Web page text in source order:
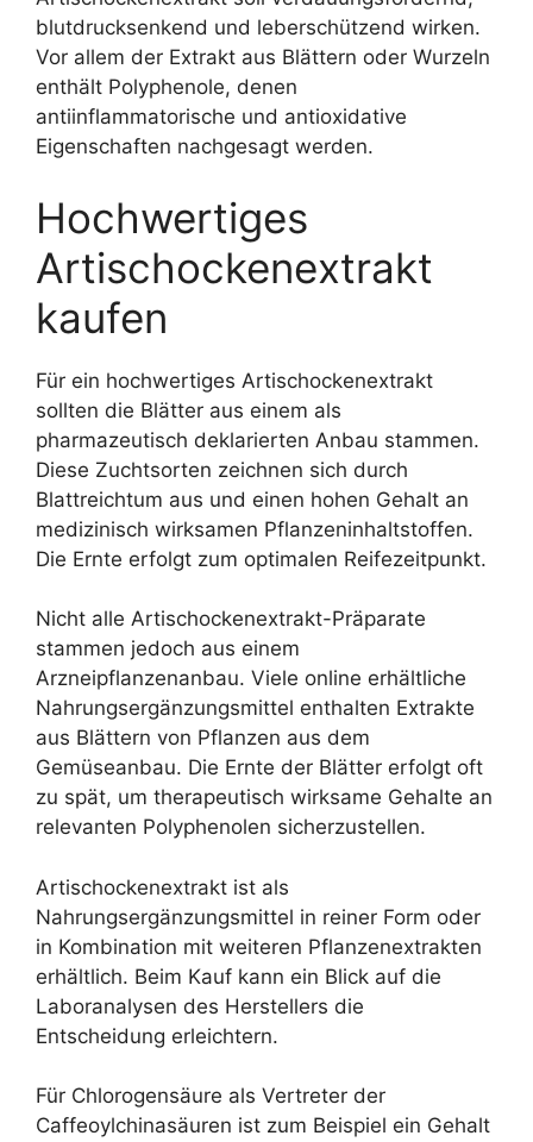
blutdrucksenkend und leberschützend wirken.
Vor allem der Extrakt aus Blättern oder Wurzeln
enthält Polyphenole, denen
antiinflammatorische und antioxidative
Eigenschaften nachgesagt werden.
Hochwertiges
Artischockenextrakt
kaufen
Für ein hochwertiges Artischockenextrakt
sollten die Blätter aus einem als
pharmazeutisch deklarierten Anbau stammen.
Diese Zuchtsorten zeichnen sich durch
Blattreichtum aus und einen hohen Gehalt an
medizinisch wirksamen Pflanzeninhaltstoffen.
Die Ernte erfolgt zum optimalen Reifezeitpunkt.
Nicht alle Artischockenextrakt-Präparate
stammen jedoch aus einem
Arzneipflanzenanbau. Viele online erhältliche
Nahrungsergänzungsmittel enthalten Extrakte
aus Blättern von Pflanzen aus dem
Gemüseanbau. Die Ernte der Blätter erfolgt oft
zu spät, um therapeutisch wirksame Gehalte an
relevanten Polyphenolen sicherzustellen.
Artischockenextrakt ist als
Nahrungsergänzungsmittel in reiner Form oder
in Kombination mit weiteren Pflanzenextrakten
erhältlich. Beim Kauf kann ein Blick auf die
Laboranalysen des Herstellers die
Entscheidung erleichtern.
Für Chlorogensäure als Vertreter der
Caffeoylchinasäuren ist zum Beispiel ein Gehalt